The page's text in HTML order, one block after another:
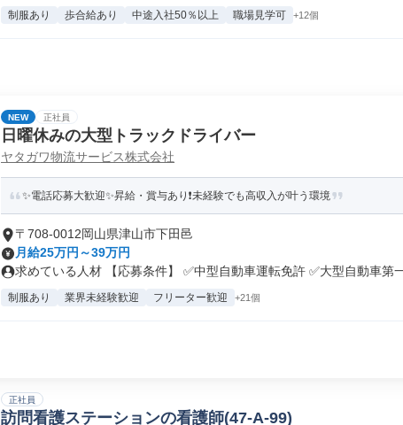
制服あり 歩合給あり 中途入社50％以上 職場見学可 +12個
NEW 正社員
日曜休みの大型トラックドライバー
ヤタガワ物流サービス株式会社
✨電話応募大歓迎✨昇給・賞与あり❗未経験でも高収入が叶う環境
〒708-0012岡山県津山市下田邑
月給25万円～39万円
求めている人材 【応募条件】 ✅中型自動車運転免許 ✅大型自動車第
制服あり 業界未経験歓迎 フリーター歓迎 +21個
正社員
訪問看護ステーションの看護師(47-A-99)